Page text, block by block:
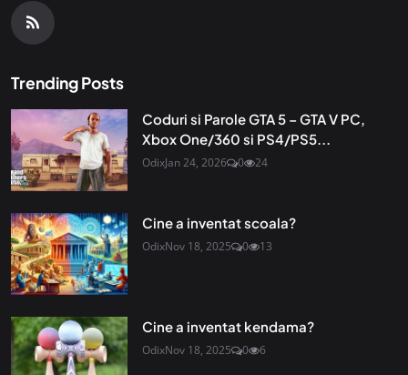
Trending Posts
Coduri si Parole GTA 5 – GTA V PC,
Xbox One/360 si PS4/PS5...
OdixJan 24, 2026 0 24
Cine a inventat scoala?
OdixNov 18, 2025 0 13
Cine a inventat kendama?
OdixNov 18, 2025 0 6